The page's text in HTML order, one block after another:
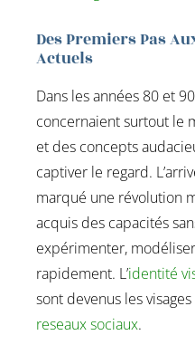
Des Premiers Pas
Actuels
Dans les années 80 et
concernaient surtout le
et des concepts
captiver le regard.
marqué une révolution
acquis des capacités
expérimenter,
rapidement. L’identité
sont devenus les
reseaux sociaux.